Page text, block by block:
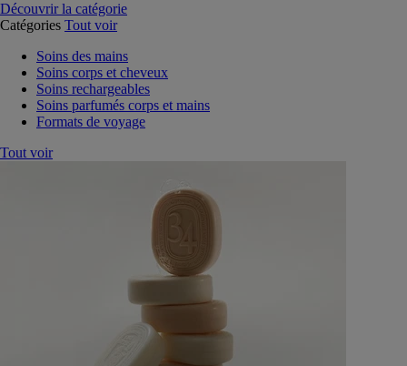
Découvrir la catégorie
Catégories Tout voir
Soins des mains
Soins corps et cheveux
Soins rechargeables
Soins parfumés corps et mains
Formats de voyage
Tout voir